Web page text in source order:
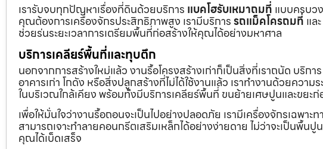
เรารับจบทุกปัญหาเรื่องที่ดินด้วยบริการ แบคโฮรับเหมาถมที่ แบบครบว
คุณต้องการเครื่องจักรประสิทธิภาพสูง เรามีบริการรถแม็คโครถมที่ และ
ช่วยร่นระยะเวลาการเตรียมพื้นที่ก่อสร้างให้คุณได้อย่างมหาศาล
บริการเคลียร์พื้นที่และทุบตึก
นอกจากการสร้างใหม่แล้ว งานรื้อโครงสร้างเก่าก็เป็นสิ่งที่เราถนัด บริการ
อาคารเก่า โกดัง หรือสิ่งปลูกสร้างที่ไม่ได้ใช้งานแล้ว เราทำงานด้วยควา
ในบริเวณใกล้เคียง พร้อมทั้งมีบริการเคลียร์พื้นที่ ขนย้ายเศษปูนและขยะ
เพื่อให้มั่นใจว่างานรื้อถอนจะเป็นไปอย่างปลอดภัย เรามีเครื่องจักรเฉพาะ
สามารถเจาะทำลายคอนกรีตเสริมเหล็กได้อย่างง่ายดาย ไม่ว่าจะเป็นพื้น
คุณได้เบ็ดเสร็จ